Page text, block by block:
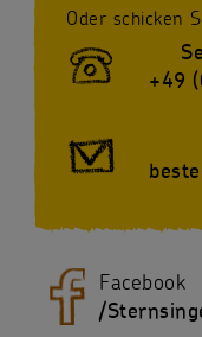
Oder schicken
+49
Facebook
/